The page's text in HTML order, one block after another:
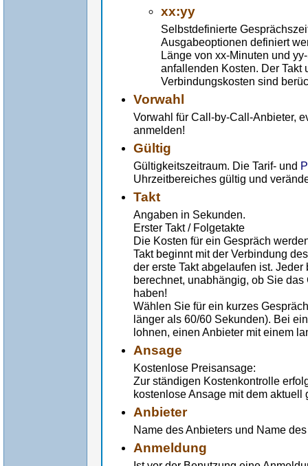
xx:yy
Selbstdefinierte
Ausgabeoptionen definiert
Länge von xx-Minuten und
anfallenden Kosten. Der Takt
Verbindungskosten sind
Vorwahl
Vorwahl für Call-by-Call-Anbieter,
anmelden!
Gültig
Gültigkeitszeitraum. Die Tarif- und
Uhrzeitbereiches gültig und
Takt
Angaben in Sekunden.
Erster Takt / Folgetakte
Die Kosten für ein Gespräch
Takt beginnt mit der Verbindung
der erste Takt abgelaufen ist.
berechnet, unabhängig, ob Sie
haben!
Wählen Sie für ein kurzes
länger als 60/60 Sekunden). Bei
lohnen, einen Anbieter mit einem
Ansage
Kostenlose Preisansage:
Zur ständigen Kostenkontrolle
kostenlose Ansage mit dem
Anbieter
Name des Anbieters und Name
Anmeldung